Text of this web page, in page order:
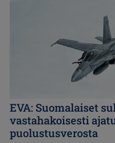
EVA: Suomalaiset
vastahakoisesti
puolustusverosta